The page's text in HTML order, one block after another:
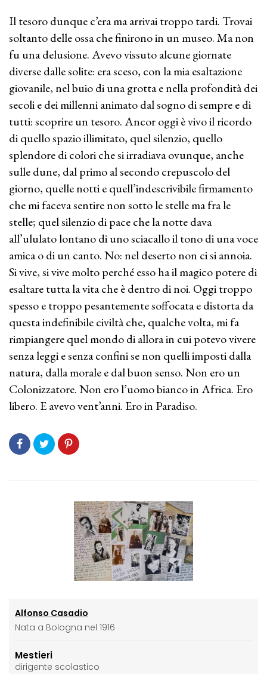
Il tesoro dunque c’era ma arrivai troppo tardi. Trovai
soltanto delle ossa che finirono in un museo. Ma non
fu una delusione. Avevo vissuto alcune giornate
diverse dalle solite: era sceso, con la mia esaltazione
giovanile, nel buio di una grotta e nella profondità dei
secoli e dei millenni animato dal sogno di sempre e di
tutti: scoprire un tesoro. Ancor oggi è vivo il ricordo
di quello spazio illimitato, quel silenzio, quello
splendore di colori che si irradiava ovunque, anche
sulle dune, dal primo al secondo crepuscolo del
giorno, quelle notti e quell’indescrivibile firmamento
che mi faceva sentire non sotto le stelle ma fra le
stelle; quel silenzio di pace che la notte dava
all’ululato lontano di uno sciacallo il tono di una voce
amica o di un canto. No: nel deserto non ci si annoia.
Si vive, si vive molto perché esso ha il magico potere di
esaltare tutta la vita che è dentro di noi. Oggi troppo
spesso e troppo pesantemente soffocata e distorta da
questa indefinibile civiltà che, qualche volta, mi fa
rimpiangere quel mondo di allora in cui potevo vivere
senza leggi e senza confini se non quelli imposti dalla
natura, dalla morale e dal buon senso. Non ero un
Colonizzatore. Non ero l’uomo bianco in Africa. Ero
libero. E avevo vent’anni. Ero in Paradiso.
Alfonso Casadio
Nata a Bologna nel 1916
Mestieri
dirigente scolastico